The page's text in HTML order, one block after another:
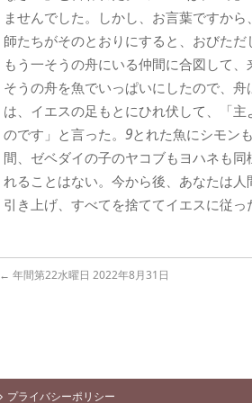
ませんでした。しかし、お言葉ですか
師たちがそのとおりにすると、おびただ
もう一そうの舟にいる仲間に合図して
そうの舟を魚でいっぱいにしたので、舟
は、イエスの足もとにひれ伏して、「
のです」と言った。 9とれた魚にシモン
間、ゼベダイの子のヤコブもヨハネも
れることはない。今から後、あなたは人
引き上げ、すべてを捨ててイエスに従っ
← 年間第22水曜日 2022年8月31日
プライバシーポリシー